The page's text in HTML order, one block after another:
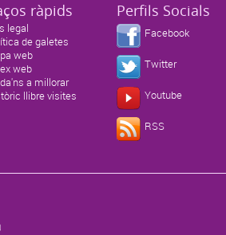
ràpids
legal
de galetes
web
web
a millorar
llibre visites
Perfils Socials
Facebook
Twitter
Youtube
RSS